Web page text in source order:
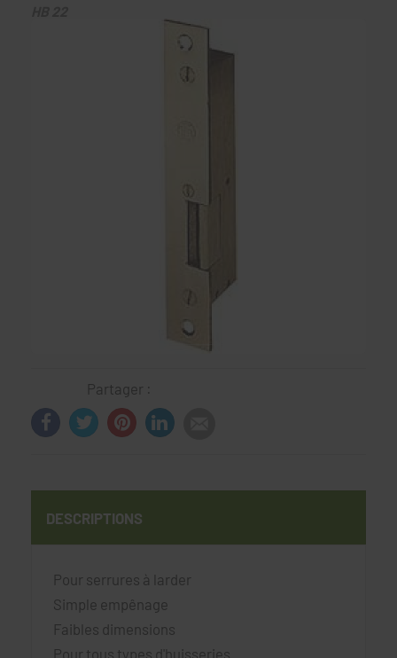
Partager :
DESCRIPTIONS
Pour serrures à larder
Simple empênage
Faibles dimensions
Pour tous types d'huisseries